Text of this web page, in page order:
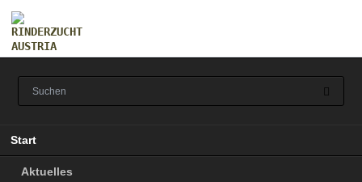
Start
Aktuelles